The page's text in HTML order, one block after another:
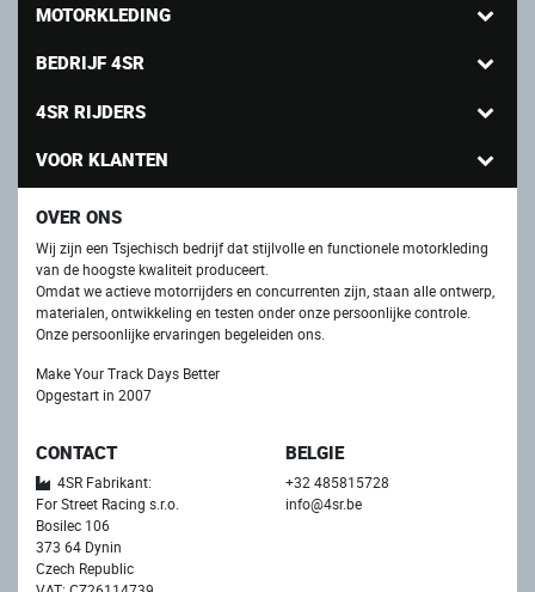
MOTORKLEDING
BEDRIJF 4SR
4SR RIJDERS
VOOR KLANTEN
OVER ONS
Wij zijn een Tsjechisch bedrijf dat stijlvolle en functionele motorkleding
van de hoogste kwaliteit produceert.
Omdat we actieve motorrijders en concurrenten zijn, staan ​​alle ontwerp,
materialen, ontwikkeling en testen onder onze persoonlijke controle.
Onze persoonlijke ervaringen begeleiden ons.
Make Your Track Days Better
Opgestart in 2007
CONTACT
4SR Fabrikant:
For Street Racing s.r.o.
Bosilec 106
373 64 Dynin
Czech Republic
BELGIE
+32 485815728
info@4sr.be